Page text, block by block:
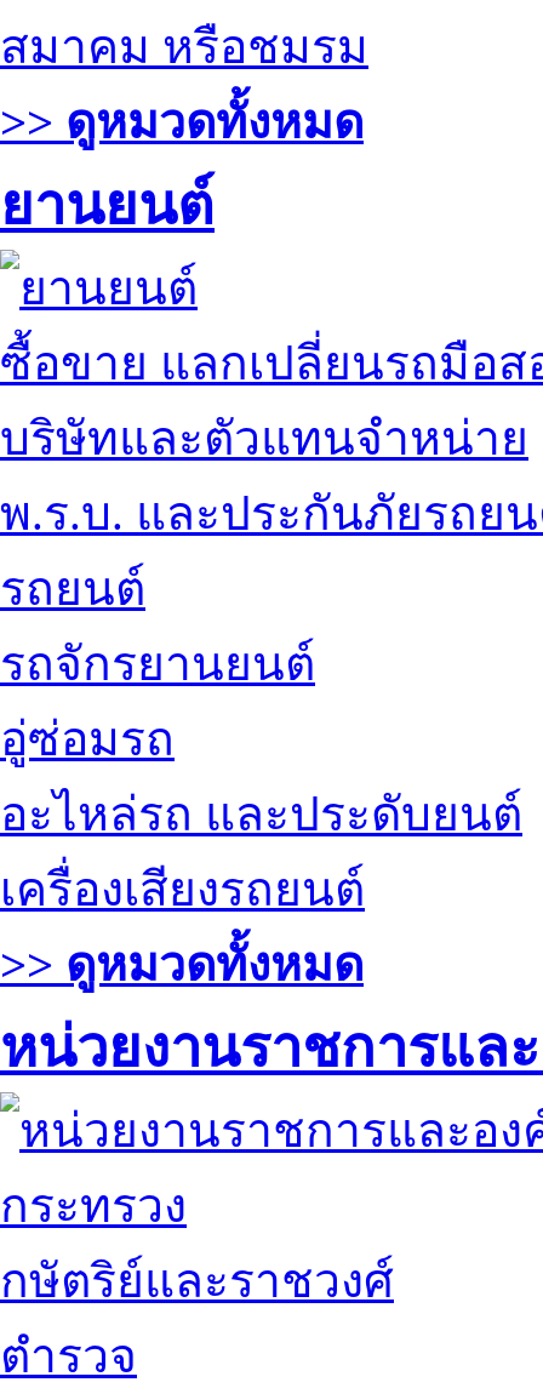
สมาคม หรือชมรม
>> ดูหมวดทั้งหมด
ยานยนต์
ซื้อขาย แลกเปลี่ยนรถมือส
บริษัทและตัวแทนจำหน่าย
พ.ร.บ. และประกันภัยรถย
รถยนต์
รถจักรยานยนต์
อู่ซ่อมรถ
อะไหล่รถ และประดับยนต์
เครื่องเสียงรถยนต์
>> ดูหมวดทั้งหมด
หน่วยงานราชการแล
กระทรวง
กษัตริย์และราชวงศ์
ตำรวจ